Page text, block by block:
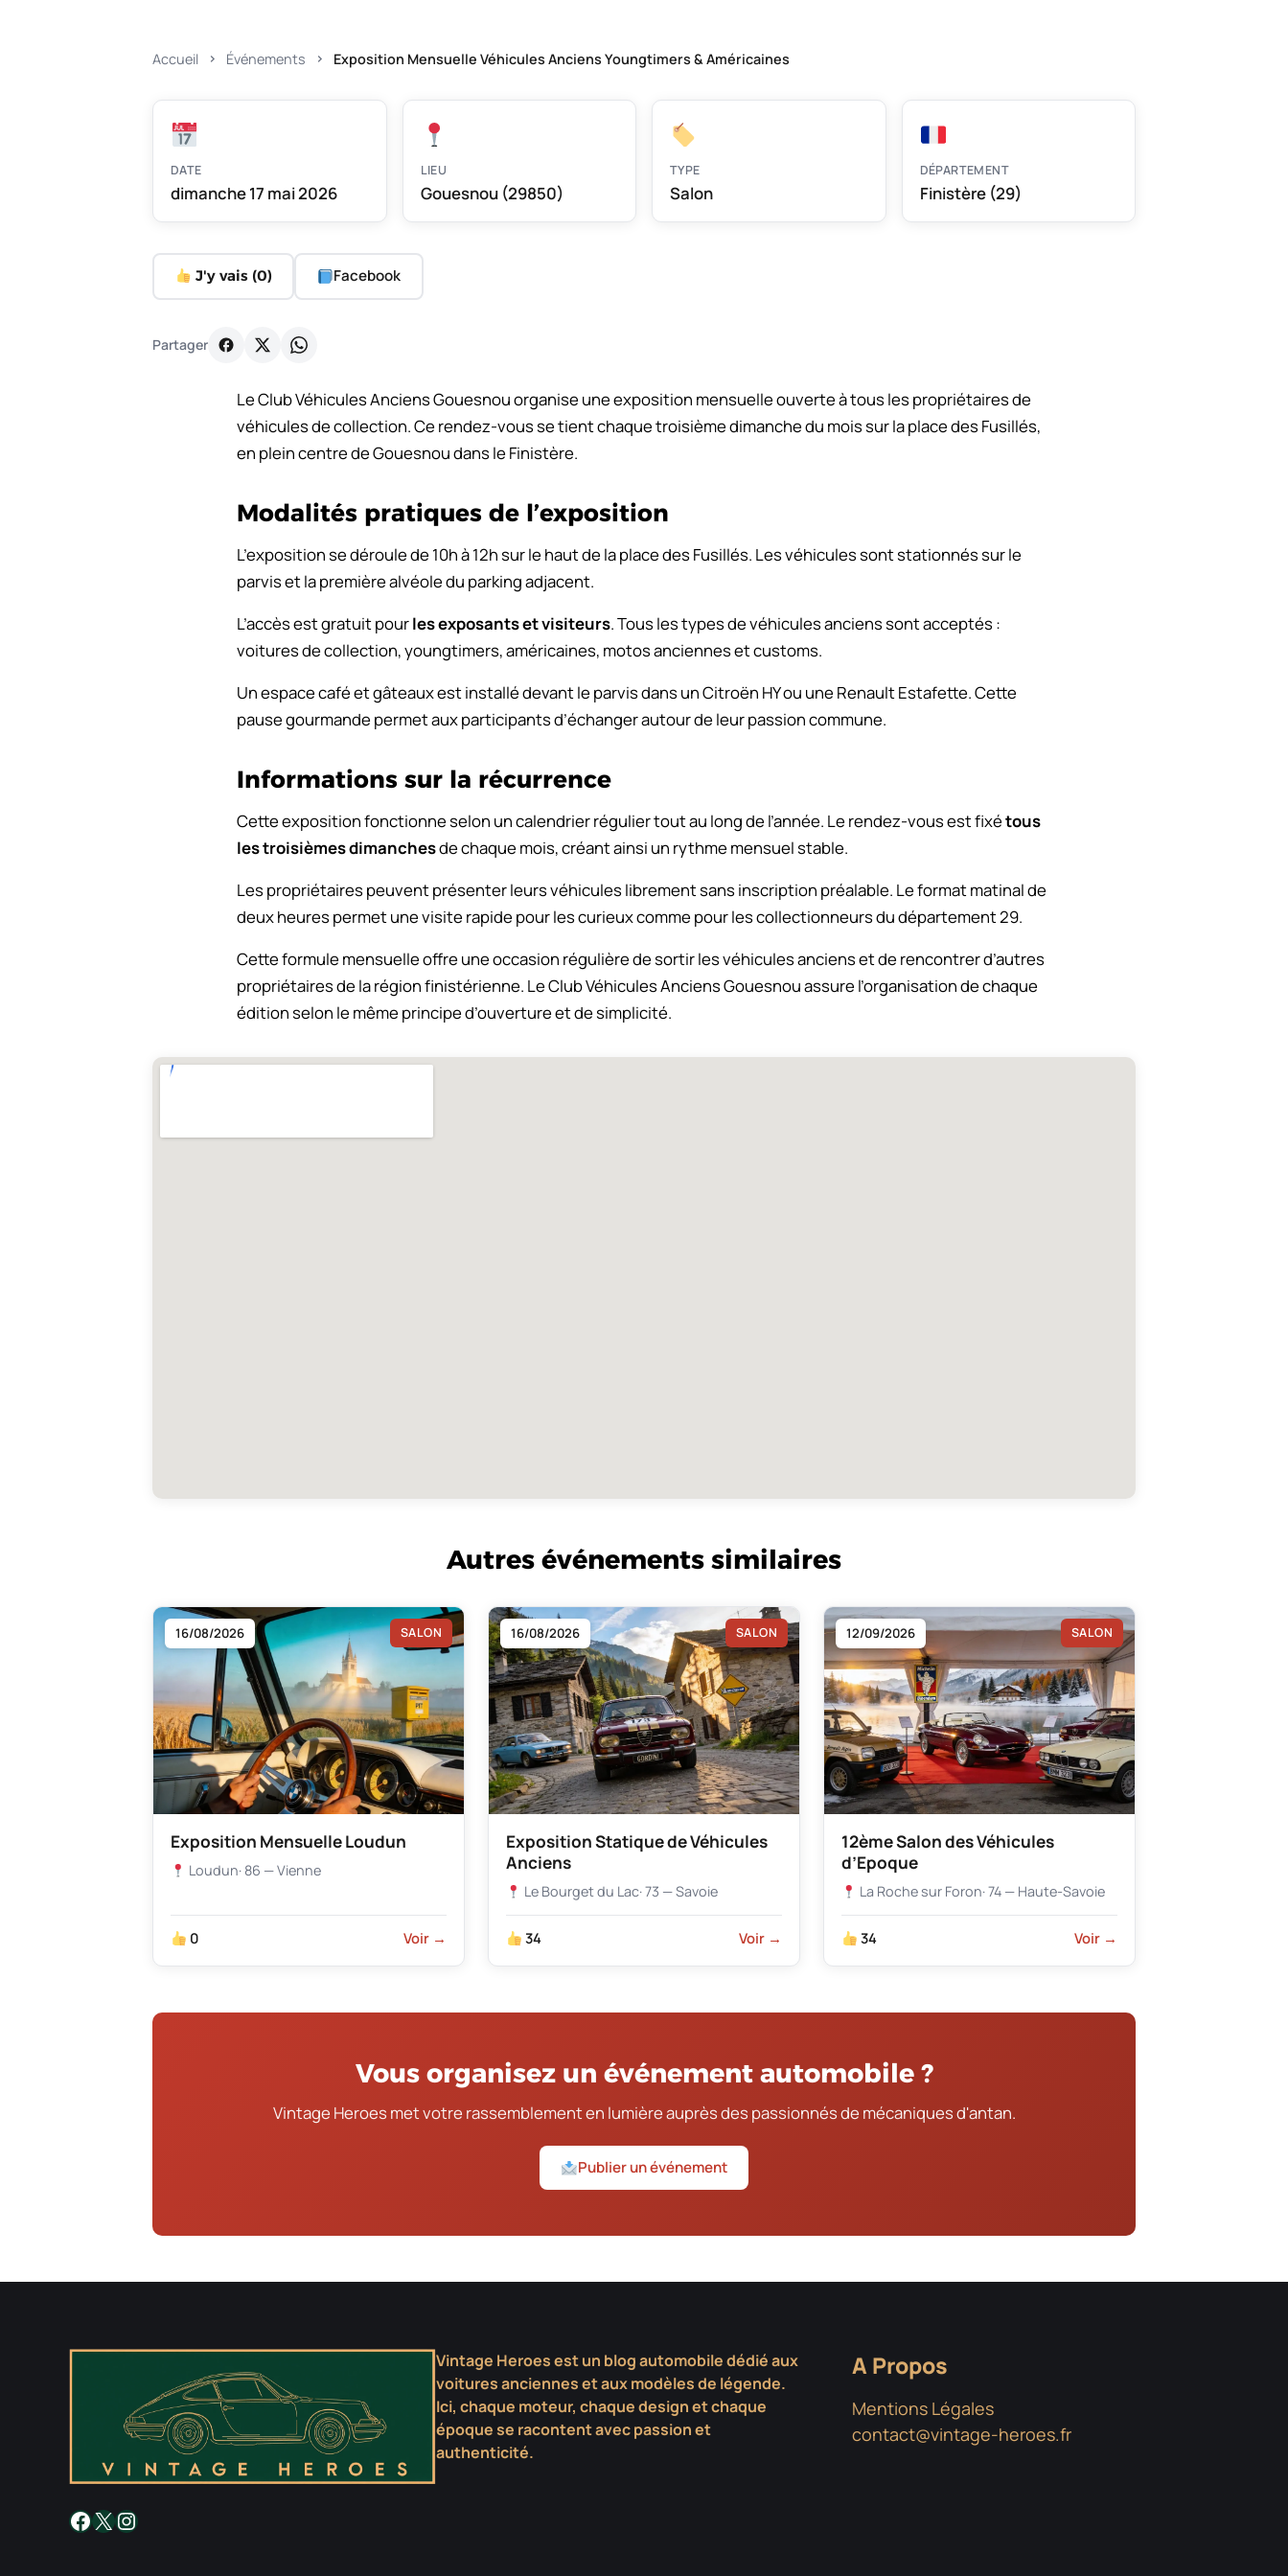
Accueil Événements Exposition Mensuelle Véhicules Anciens Youngtimers & Américaines
DATE
dimanche 17 mai 2026
LIEU
Gouesnou (29850)
TYPE
Salon
DÉPARTEMENT
Finistère (29)
J'y vais (0) Facebook
Partager
Le Club Véhicules Anciens Gouesnou organise une exposition mensuelle ouverte à tous les propriétaires de
véhicules de collection. Ce rendez-vous se tient chaque troisième dimanche du mois sur la place des Fusillés,
en plein centre de Gouesnou dans le Finistère.
Modalités pratiques de l’exposition
L’exposition se déroule de 10h à 12h sur le haut de la place des Fusillés. Les véhicules sont stationnés sur le
parvis et la première alvéole du parking adjacent.
L’accès est gratuit pourles exposants et visiteurs. Tous les types de véhicules anciens sont acceptés :
voitures de collection, youngtimers, américaines, motos anciennes et customs.
Un espace café et gâteaux est installé devant le parvis dans un Citroën HY ou une Renault Estafette. Cette
pause gourmande permet aux participants d’échanger autour de leur passion commune.
Informations sur la récurrence
Cette exposition fonctionne selon un calendrier régulier tout au long de l’année. Le rendez-vous est fixétous
les troisièmes dimanchesde chaque mois, créant ainsi un rythme mensuel stable.
Les propriétaires peuvent présenter leurs véhicules librement sans inscription préalable. Le format matinal de
deux heures permet une visite rapide pour les curieux comme pour les collectionneurs du département 29.
Cette formule mensuelle offre une occasion régulière de sortir les véhicules anciens et de rencontrer d’autres
propriétaires de la région finistérienne. Le Club Véhicules Anciens Gouesnou assure l’organisation de chaque
édition selon le même principe d’ouverture et de simplicité.
Autres événements similaires
16/08/2026 SALON
Exposition Mensuelle Loudun
Loudun· 86 — Vienne
0 Voir →
16/08/2026 SALON
Exposition Statique de Véhicules
Anciens
Le Bourget du Lac· 73 — Savoie
34 Voir →
12/09/2026 SALON
12ème Salon des Véhicules
d’Epoque
La Roche sur Foron· 74 — Haute-Savoie
34 Voir →
Vous organisez un événement automobile ?
Vintage Heroes met votre rassemblement en lumière auprès des passionnés de mécaniques d'antan.
Publier un événement
Facebook
X Instagram
Vintage Heroes est un blog automobile dédié aux
voitures anciennes et aux modèles de légende.
Ici, chaque moteur, chaque design et chaque
époque se racontent avec passion et
authenticité.
A Propos
Mentions Légales
contact@vintage-heroes.fr